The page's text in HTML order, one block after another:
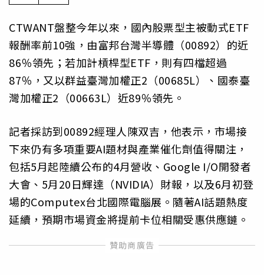
CTWANT盤整今年以來，國內股票型主被動式ETF
報酬率前10強，由富邦台灣半導體（00892）的近
86％領先；若加計槓桿型ETF，則有四檔超過
87％，又以群益臺灣加權正2（00685L）、國泰臺
灣加權正2（00663L）近89％領先。
記者採訪到00892經理人陳双吉，他表示，市場接
下來仍有多項重要AI題材與產業催化劑值得關注，
包括5月起陸續公布的4月營收、Google I/O開發者
大會、5月20日輝達（NVIDIA）財報，以及6月初登
場的Computex台北國際電腦展。隨著AI話題熱度
延續，預期市場資金將提前卡位相關受惠供應鏈。